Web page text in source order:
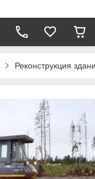
Реконструкция